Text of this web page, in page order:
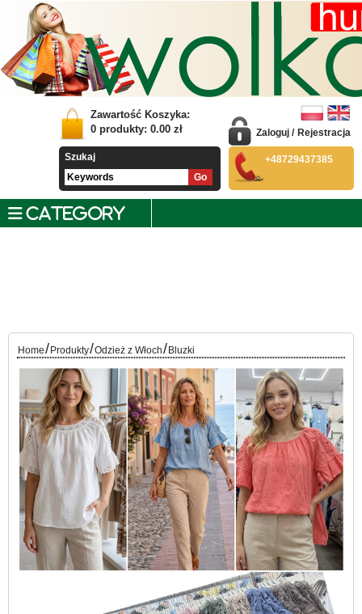
Zawartość Koszyka:
0 produkty: 0.00 zł
Szukaj
Zaloguj / Rejestracja
+48729437385
CATEGORY
Home/ Produkty/Odzież z Włoch/ Bluzki